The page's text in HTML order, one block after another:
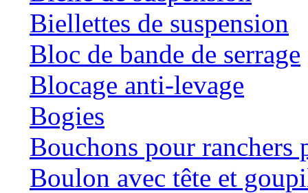
Biellettes de suspension
Bloc de bande de serrage
Blocage anti-levage
Bogies
Bouchons pour ranchers
Boulon avec tête et